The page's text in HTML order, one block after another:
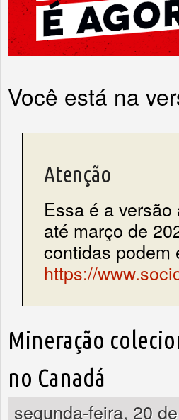
Você está na
Atenção
Essa é a
até março de
contidas podem
https://
Mineração
no Canadá
segunda-feira, 20